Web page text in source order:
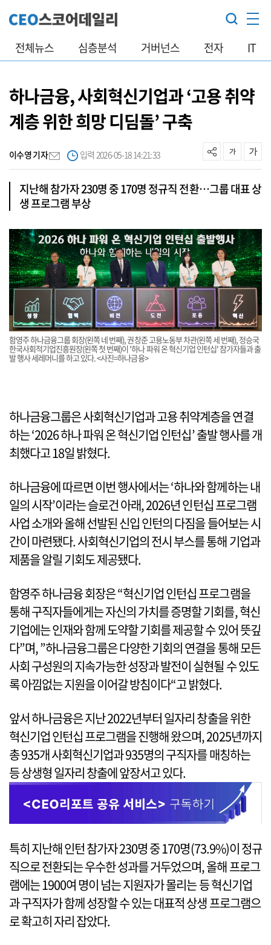
전체뉴스 심층분석 거버넌스 전자 IT
하나금융, 사회혁신기업과 ‘고용 취약
계층 위한 희망 디딤돌’ 구축
이수영 기자 입력 2026-05-18 14:21:33
지난해 참가자 230명 중 170명 정규직 전환…그룹 대표 상
생 프로그램 부상
함영주 하나금융그룹 회장(왼쪽 네 번째), 권창준 고용노동부 차관(왼쪽 세 번째), 정승국
한국사회적기업진흥원장(왼쪽 첫 번째)이 '하나 파워 온 혁신기업 인턴십' 참가자들과 출
발 행사 세레머니를 하고 있다. <사진=하나금융>
하나금융그룹은 사회혁신기업과 고용 취약계층을 연결
하는 ‘2026 하나 파워 온 혁신기업 인턴십’ 출발 행사를 개
최했다고 18일 밝혔다.
하나금융에 따르면 이번 행사에서는 ‘하나와 함께하는 내
일의 시작’이라는 슬로건 아래, 2026년 인턴십 프로그램
사업 소개와 올해 선발된 신입 인턴의 다짐을 들어보는 시
간이 마련됐다. 사회혁신기업의 전시 부스를 통해 기업과
제품을 알릴 기회도 제공됐다.
함영주 하나금융 회장은 “혁신기업 인턴십 프로그램을
통해 구직자들에게는 자신의 가치를 증명할 기회를, 혁신
기업에는 인재와 함께 도약할 기회를 제공할 수 있어 뜻깊
다”며, ”하나금융그룹은 다양한 기회의 연결을 통해 모든
사회 구성원의 지속가능한 성장과 발전이 실현될 수 있도
록 아낌없는 지원을 이어갈 방침이다“고 밝혔다.
앞서 하나금융은 지난 2022년부터 일자리 창출을 위한
혁신기업 인턴십 프로그램을 진행해 왔으며, 2025년까지
총 935개 사회혁신기업과 935명의 구직자를 매칭하는
등 상생형 일자리 창출에 앞장서고 있다.
특히 지난해 인턴 참가자 230명 중 170명(73.9%)이 정규
직으로 전환되는 우수한 성과를 거두었으며, 올해 프로그
램에는 1900여 명이 넘는 지원자가 몰리는 등 혁신기업
과 구직자가 함께 성장할 수 있는 대표적 상생 프로그램으
로 확고히 자리 잡았다.